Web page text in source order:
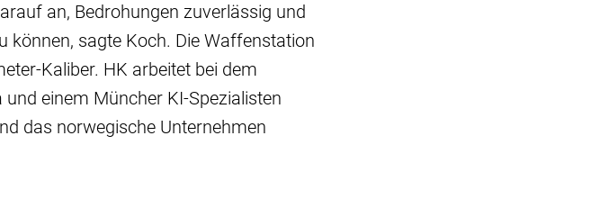
an, Bedrohungen zuverlässig und
sagte Koch. Die Waffenstation
Kaliber. HK arbeitet bei dem
einem Müncher KI-Spezialisten
das norwegische Unternehmen